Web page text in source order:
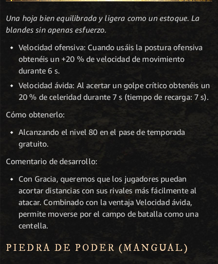
Una hoja bien equilibrada y ligera como un estoque. La
blandes sin apenas esfuerzo.
Velocidad ofensiva: Cuando usáis la postura ofensiva
obtenéis un +20 % de velocidad de movimiento
durante 6 s.
Velocidad ávida: Al acertar un golpe crítico obtenéis un
20 % de celeridad durante 7 s (tiempo de recarga: 7 s).
Cómo obtenerlo:
Alcanzando el nivel 80 en el pase de temporada
gratuito.
Comentario de desarrollo:
Con Gracia, queremos que los jugadores puedan
acortar distancias con sus rivales más fácilmente al
atacar. Combinado con la ventaja Velocidad ávida,
permite moverse por el campo de batalla como una
centella.
PIEDRA DE PODER (MANGUAL)